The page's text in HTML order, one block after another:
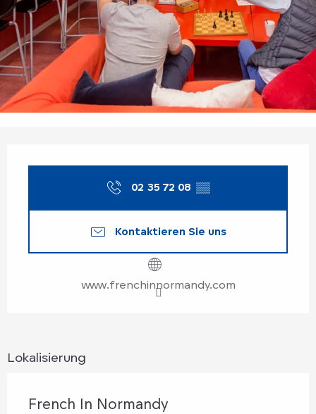
02 35 72 08 ▒▒
Kontaktieren Sie uns
www.frenchinnormandy.com
Lokalisierung
French In Normandy